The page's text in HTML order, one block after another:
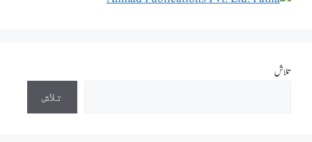
تلاش
تلاش